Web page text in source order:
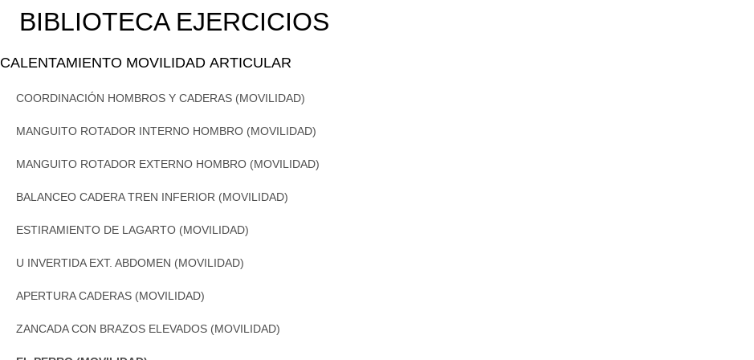
BIBLIOTECA EJERCICIOS
CALENTAMIENTO MOVILIDAD ARTICULAR
COORDINACIÓN HOMBROS Y CADERAS (MOVILIDAD)
MANGUITO ROTADOR INTERNO HOMBRO (MOVILIDAD)
MANGUITO ROTADOR EXTERNO HOMBRO (MOVILIDAD)
BALANCEO CADERA TREN INFERIOR (MOVILIDAD)
ESTIRAMIENTO DE LAGARTO (MOVILIDAD)
U INVERTIDA EXT. ABDOMEN (MOVILIDAD)
APERTURA CADERAS (MOVILIDAD)
ZANCADA CON BRAZOS ELEVADOS (MOVILIDAD)